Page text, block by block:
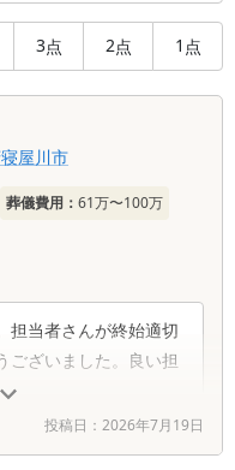
3点 2点 1 点
寝屋川市
葬儀費用： 61万〜100万
担当者さんが終始適切
ございました。良い担
投稿日： 2026年7月19日